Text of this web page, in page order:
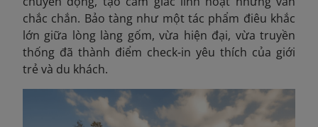
chắc chắn. Bảo tàng như một tác phẩm điêu khắc
lớn giữa lòng làng gốm, vừa hiện đại, vừa truyền
thống đã thành điểm check-in yêu thích của giới
trẻ và du khách.